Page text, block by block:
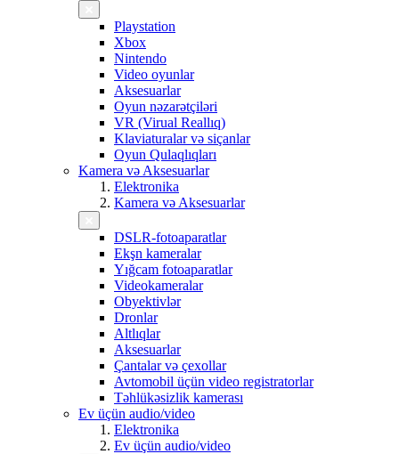
Playstation
Xbox
Nintendo
Video oyunlar
Aksesuarlar
Oyun nəzarətçiləri
VR (Virual Reallıq)
Klaviaturalar və siçanlar
Oyun Qulaqlıqları
Kamera və Aksesuarlar
Elektronika
Kamera və Aksesuarlar
DSLR-fotoaparatlar
Ekşn kameralar
Yığcam fotoaparatlar
Videokameralar
Obyektivlər
Dronlar
Altlıqlar
Aksesuarlar
Çantalar və çexollar
Avtomobil üçün video registratorlar
Təhlükəsizlik kamerası
Ev üçün audio/video
Elektronika
Ev üçün audio/video